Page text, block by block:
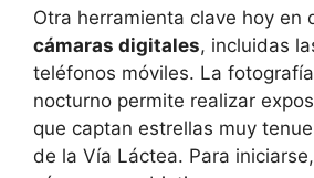
Otra herramienta clave hoy en
cámaras digitales, incluidas
teléfonos móviles. La
nocturno permite realizar
que captan estrellas muy
de la Vía Láctea. Para